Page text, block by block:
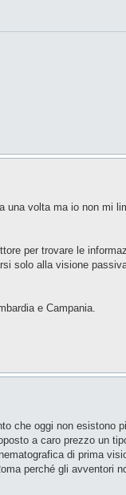
volta ma io non mi
per trovare le
solo alla visione
e Campania.
che oggi non esistono
a caro prezzo un
di prima
perché gli avventori